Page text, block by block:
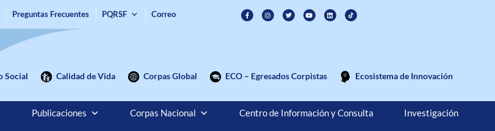
Preguntas Frecuentes PQRSF Correo
Social Calidad de Vida Corpas Global ECO – Egresados Corpistas Ecosistema de Innovación
Publicaciones Corpas Nacional Centro de Información y Consulta Investigación